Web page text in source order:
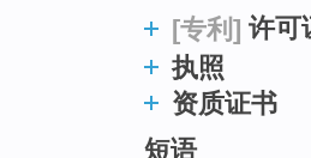
[专利] 许可
执照
资质证书
短语